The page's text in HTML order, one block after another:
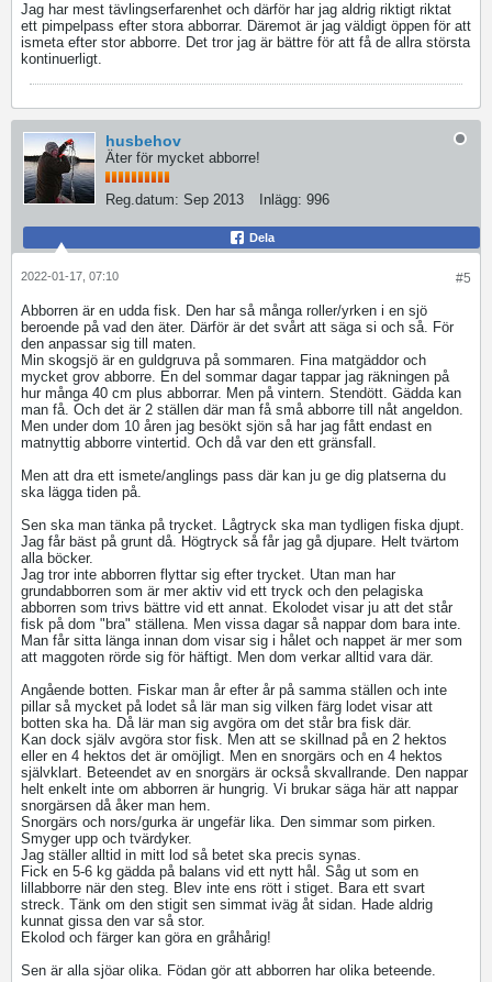
Jag har mest tävlingserfarenhet och därför har jag aldrig riktigt riktat
ett pimpelpass efter stora abborrar. Däremot är jag väldigt öppen för att
ismeta efter stor abborre. Det tror jag är bättre för att få de allra största
kontinuerligt.
husbehov
Äter för mycket abborre!
Reg.datum: Sep 2013 Inlägg: 996
Dela
#5
2022-01-17, 07:10
Abborren är en udda fisk. Den har så många roller/yrken i en sjö
beroende på vad den äter. Därför är det svårt att säga si och så. För
den anpassar sig till maten.
Min skogsjö är en guldgruva på sommaren. Fina matgäddor och
mycket grov abborre. En del sommar dagar tappar jag räkningen på
hur många 40 cm plus abborrar. Men på vintern. Stendött. Gädda kan
man få. Och det är 2 ställen där man få små abborre till nåt angeldon.
Men under dom 10 åren jag besökt sjön så har jag fått endast en
matnyttig abborre vintertid. Och då var den ett gränsfall.
Men att dra ett ismete/anglings pass där kan ju ge dig platserna du
ska lägga tiden på.
Sen ska man tänka på trycket. Lågtryck ska man tydligen fiska djupt.
Jag får bäst på grunt då. Högtryck så får jag gå djupare. Helt tvärtom
alla böcker.
Jag tror inte abborren flyttar sig efter trycket. Utan man har
grundabborren som är mer aktiv vid ett tryck och den pelagiska
abborren som trivs bättre vid ett annat. Ekolodet visar ju att det står
fisk på dom "bra" ställena. Men vissa dagar så nappar dom bara inte.
Man får sitta länga innan dom visar sig i hålet och nappet är mer som
att maggoten rörde sig för häftigt. Men dom verkar alltid vara där.
Angående botten. Fiskar man år efter år på samma ställen och inte
pillar så mycket på lodet så lär man sig vilken färg lodet visar att
botten ska ha. Då lär man sig avgöra om det står bra fisk där.
Kan dock själv avgöra stor fisk. Men att se skillnad på en 2 hektos
eller en 4 hektos det är omöjligt. Men en snorgärs och en 4 hektos
självklart. Beteendet av en snorgärs är också skvallrande. Den nappar
helt enkelt inte om abborren är hungrig. Vi brukar säga här att nappar
snorgärsen då åker man hem.
Snorgärs och nors/gurka är ungefär lika. Den simmar som pirken.
Smyger upp och tvärdyker.
Jag ställer alltid in mitt lod så betet ska precis synas.
Fick en 5-6 kg gädda på balans vid ett nytt hål. Såg ut som en
lillabborre när den steg. Blev inte ens rött i stiget. Bara ett svart
streck. Tänk om den stigit sen simmat iväg åt sidan. Hade aldrig
kunnat gissa den var så stor.
Ekolod och färger kan göra en gråhårig!
Sen är alla sjöar olika. Födan gör att abborren har olika beteende.